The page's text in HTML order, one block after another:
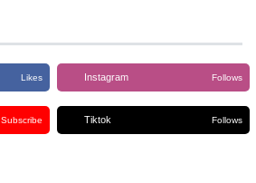
Likes Instagram Follows
Subscribe Tiktok Follows